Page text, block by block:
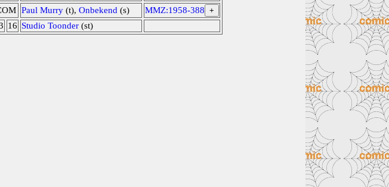
Paul Murry (t), Onbekend (s) MMZ:1958-388 +
16 Studio Toonder (st)